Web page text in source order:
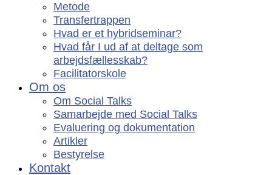
Metode
Transfertrappen
Hvad er et hybridseminar?
Hvad får I ud af at deltage som
arbejdsfællesskab?
Facilitatorskole
Om os
Om Social Talks
Samarbejde med Social Talks
Evaluering og dokumentation
Artikler
Bestyrelse
Kontakt